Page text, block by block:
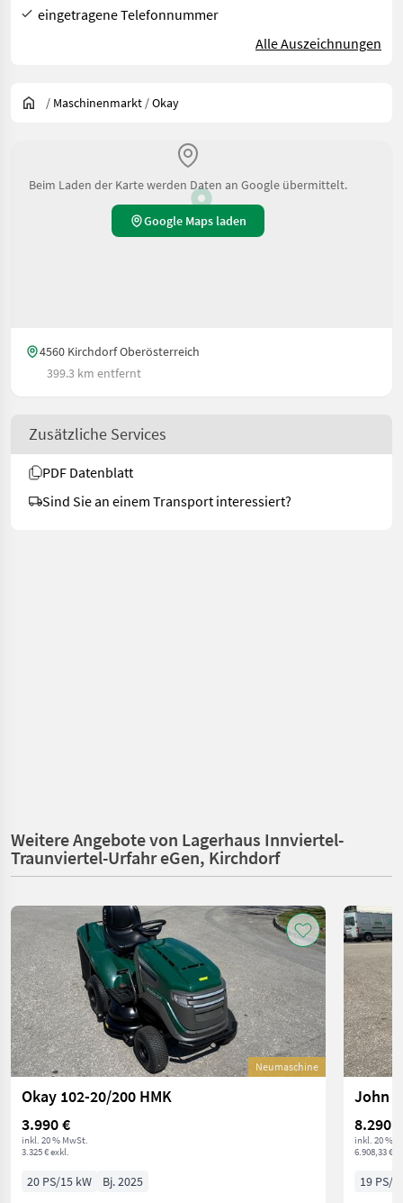
eingetragene Telefonnummer
Alle Auszeichnungen
/ Maschinenmarkt /Okay
Beim Laden der Karte werden Daten an Google übermittelt.
Google Maps laden
4560 Kirchdorf Oberösterreich
399.3 km entfernt
Zusätzliche Services
PDF Datenblatt
Sind Sie an einem Transport interessiert?
Weitere Angebote von Lagerhaus Innviertel-
Traunviertel-Urfahr eGen, Kirchdorf
Neumaschine
Okay 102-20/200 HMK
3.990 €
inkl. 20 % MwSt.
3.325 € exkl.
20 PS/15 kW Bj. 2025
John
8.290 €
inkl. 20 %
6.908,33 €
19 PS/